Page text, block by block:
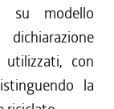
su modello
con
la